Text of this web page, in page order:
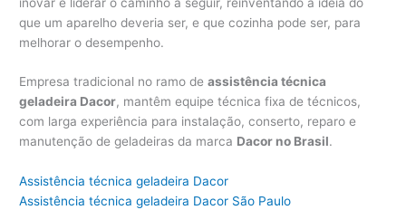
que um aparelho deveria ser, e que cozinha pode ser, para
melhorar o desempenho.
Empresa tradicional no ramo deassistência técnica
geladeira Dacor, mantêm equipe técnica fixa de técnicos,
com larga experiência para instalação, conserto, reparo e
manutenção de geladeiras da marca Dacor no Brasil.
Assistência técnica geladeira Dacor
Assistência técnica geladeira Dacor São Paulo